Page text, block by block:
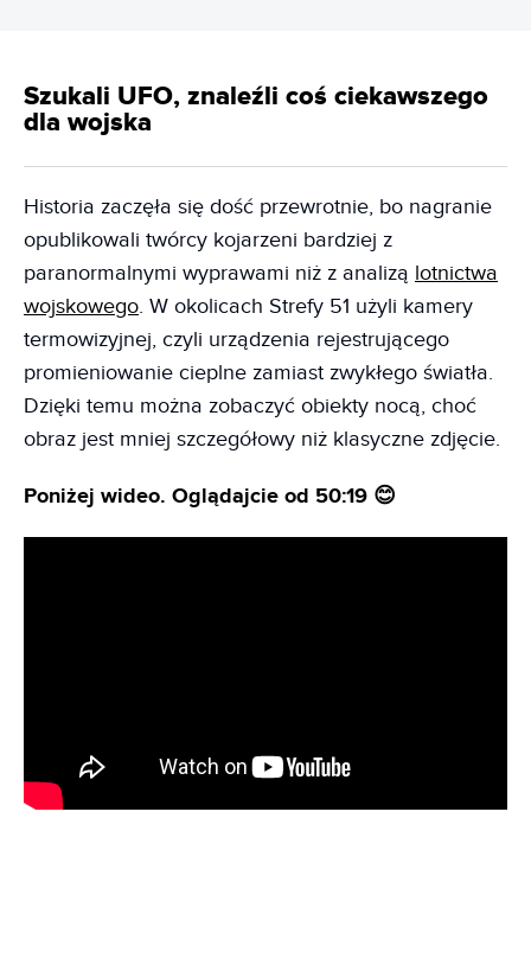
Szukali UFO, znaleźli coś ciekawszego
dla wojska
Historia zaczęła się dość przewrotnie, bo nagranie
opublikowali twórcy kojarzeni bardziej z
paranormalnymi wyprawami niż z analizą lotnictwa
wojskowego. W okolicach Strefy 51 użyli kamery
termowizyjnej, czyli urządzenia rejestrującego
promieniowanie cieplne zamiast zwykłego światła.
Dzięki temu można zobaczyć obiekty nocą, choć
obraz jest mniej szczegółowy niż klasyczne zdjęcie.
Poniżej wideo. Oglądajcie od 50:19 😊